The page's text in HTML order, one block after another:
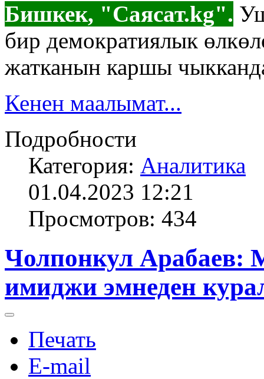
Бишкек, "Саясат.kg".
бир демократиялык
жатканын каршы
Кенен маалымат...
Подробности
Категория: Аналитика
01.04.2023 12:21
Просмотров: 434
Чолпонкул Арабаев:
имиджи эмнеден
Печать
E-mail